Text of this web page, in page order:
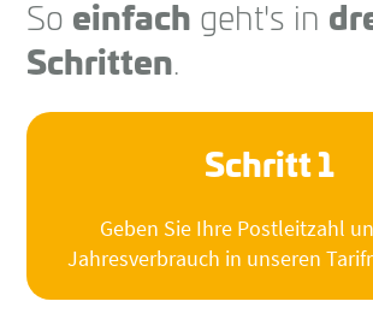
So einfach geht's in
Schritten.
Schritt 1
Geben Sie Ihre Postleitzahl
Jahresverbrauch in unseren